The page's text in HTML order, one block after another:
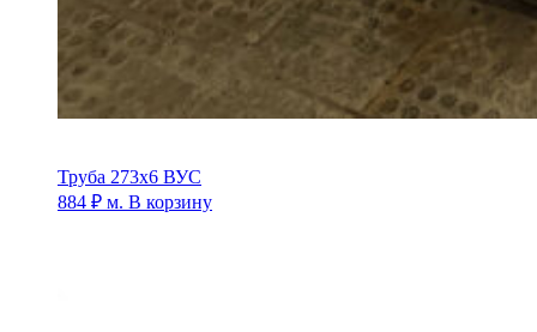
Труба 273х6 ВУС
884 ₽ м. В корзину